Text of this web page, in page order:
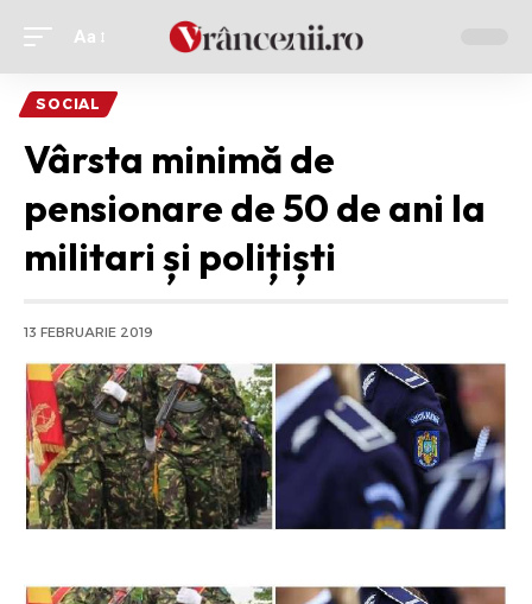
Ajustor
font
Aa
SOCIAL
Vârsta minimă de
pensionare de 50 de ani la
militari și polițiști
13 FEBRUARIE 2019